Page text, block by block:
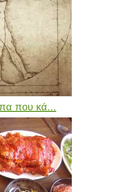
που κά...